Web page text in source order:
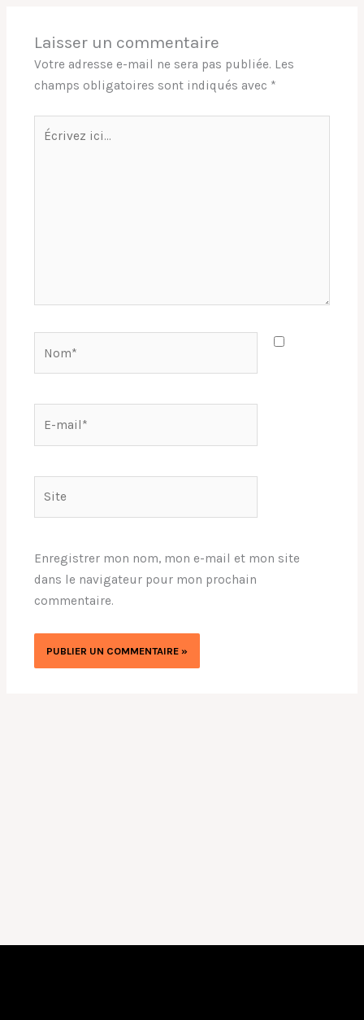
Laisser un commentaire
Votre adresse e-mail ne sera pas publiée. Les
champs obligatoires sont indiqués avec *
Écrivez
Enregistrer mon nom, mon e-mail et mon site
dans le navigateur pour mon prochain
commentaire.